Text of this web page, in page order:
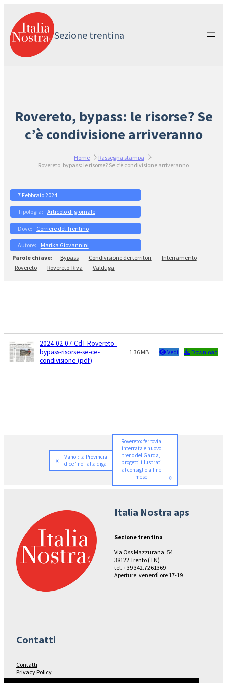
contenuto
Sezione trentina
Rovereto, bypass: le risorse? Se
c’è condivisione arriveranno
Home
Rassegna stampa
Rovereto, bypass: le risorse? Se c’è condivisione arriveranno
7 Febbraio 2024
Articolo di giornale
Corriere del Trentino
Marika Giovannini
Bypass
Condivisione dei territori
Interramento
Rovereto
Rovereto-Riva Valduga
2024-02-07-CdT-Rovereto-
bypass-risorse-se-ce-
condivisione (pdf)
1,36 MB Vedi Download
«
Vanoi: la Provincia
dice “no” alla diga
Rovereto: ferrovia
interrata e nuovo
treno del Garda,
progetti illustrati
al consiglio a fine
mese
»
Italia Nostra aps
Sezione trentina
Via Oss Mazzurana, 54
38122 Trento (TN)
tel. +39 342.7261369
Aperture: venerdì ore 17-19
Contatti
Contatti
Privacy Policy